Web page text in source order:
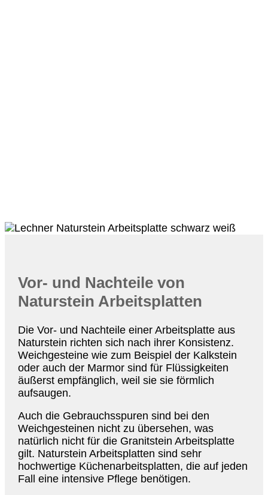
Vor- und Nachteile von
Naturstein Arbeitsplatten
Die Vor- und Nachteile einer Arbeitsplatte aus
Naturstein richten sich nach ihrer Konsistenz.
Weichgesteine wie zum Beispiel der Kalkstein
oder auch der Marmor sind für Flüssigkeiten
äußerst empfänglich, weil sie sie förmlich
aufsaugen.
Auch die Gebrauchsspuren sind bei den
Weichgesteinen nicht zu übersehen, was
natürlich nicht für die Granitstein Arbeitsplatte
gilt. Naturstein Arbeitsplatten sind sehr
hochwertige Küchenarbeitsplatten, die auf jeden
Fall eine intensive Pflege benötigen.